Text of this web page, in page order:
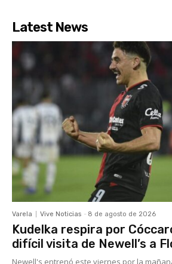
Latest News
Varela Vive Noticias - 8 de agosto de 2026
Kudelka respira por
difícil visita de Newell’s a
Newell's entrenó este viernes por la